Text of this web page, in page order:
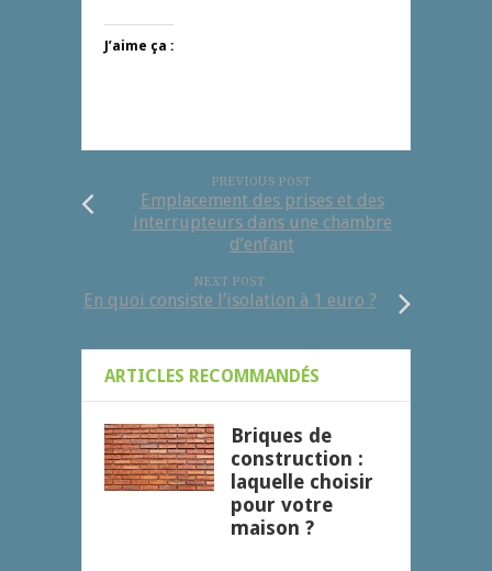
J’aime ça :
PREVIOUS POST
Emplacement des prises et des
interrupteurs dans une chambre
d’enfant
NEXT POST
En quoi consiste l’isolation à 1 euro ?
ARTICLES RECOMMANDÉS
Briques de
construction :
laquelle choisir
pour votre
maison ?